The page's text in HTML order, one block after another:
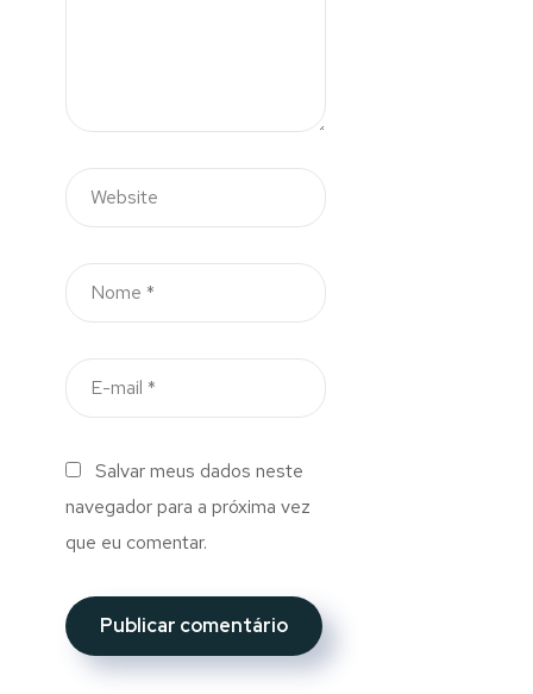
Salvar meus dados neste
navegador para a próxima vez
que eu comentar.